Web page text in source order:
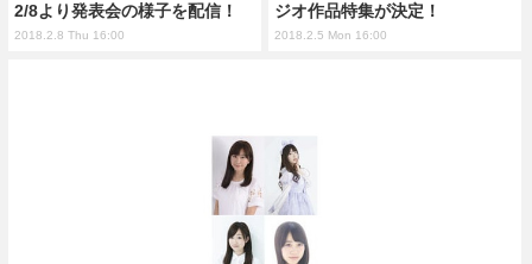
2/8より発表会の様子を配信！
2018.2.8 Thu 16:00
ジオ作品特集が決定！
2018.2.5 Mon 16:00